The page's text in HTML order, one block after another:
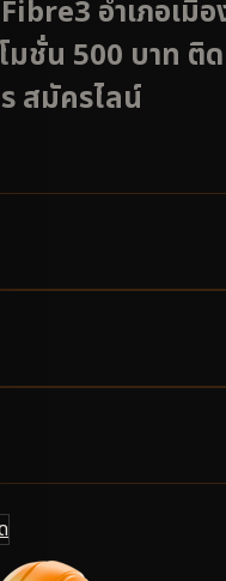
อำเภอเมือ
มชั่น 500 บาท ติด
สมัครไลน์